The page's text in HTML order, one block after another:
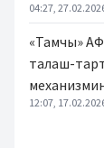
04:27,
«Тамчы»
талаш-
12:07,